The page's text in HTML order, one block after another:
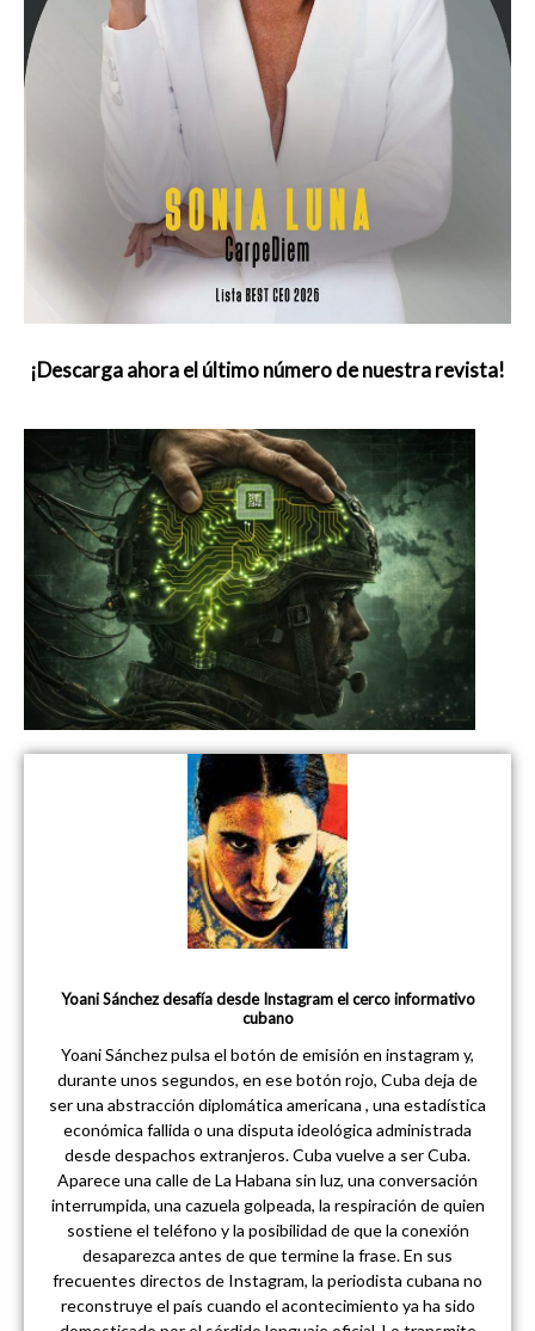
¡Descarga ahora el último número de nuestra revista!
Yoani Sánchez desafía desde Instagram el cerco informativo
cubano
Yoani Sánchez pulsa el botón de emisión en instagram y,
durante unos segundos, en ese botón rojo, Cuba deja de
ser una abstracción diplomática americana , una estadística
económica fallida o una disputa ideológica administrada
desde despachos extranjeros. Cuba vuelve a ser Cuba.
Aparece una calle de La Habana sin luz, una conversación
interrumpida, una cazuela golpeada, la respiración de quien
sostiene el teléfono y la posibilidad de que la conexión
desaparezca antes de que termine la frase. En sus
frecuentes directos de Instagram, la periodista cubana no
reconstruye el país cuando el acontecimiento ya ha sido